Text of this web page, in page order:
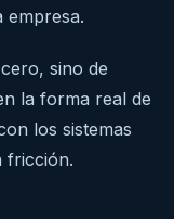
empresa.
sino de
la forma real de
los sistemas
fricción.